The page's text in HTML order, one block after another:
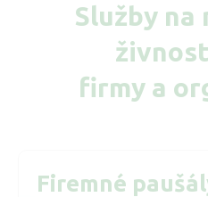
Služby na
firmy a
Firemné